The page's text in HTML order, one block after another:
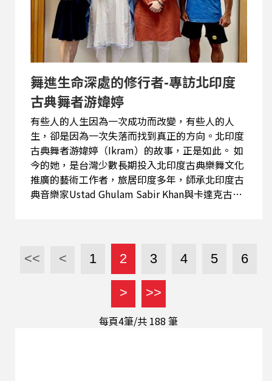
星，也無法憑一己之力贏得冠軍。十一名球員必須
彼此信任、分工合作，才能在九十分鐘甚至延長賽
中擊敗對手。這也是足球長期受到企業界與教育界
重視的重要原因。 談到足球傳奇人物，DiDi笑說，
每個世代都有自己的英雄...
舞進生命深處的修行者-專訪北印度
古典舞者游媁婷
有些人的人生因為一次成功而改變，有些人的人
生，卻是因為一次失落而找到真正的方向。北印度
古典舞者游媁婷（Ikram）的故事，正是如此。 如
今的她，是台灣少數長期投入北印度古典樂舞文化
推廣的藝術工作者，旅居印度多年，師承北印度古
典音樂家Ustad Ghulam Sabir Khan與卡達克古典
界的人生旅程，起點卻來自一場失戀。媁婷曾在受
訪時提到，自己年輕時因感情受挫，決定徹底與過
去告別。就在那段人生低潮期，她毅然飛往北印度
學習古典樂舞，希望透過陌生文化重新認識自己。
原本主修美術與人類學的她，大學期間接觸印度文
化，逐漸被印度藝術深厚的精神性吸引。2014年正
<< < 1 2 3 4 5 6
> >>
每頁4筆/共 188 筆